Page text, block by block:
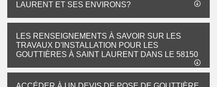
LAURENT ET SES ENVIRONS?
LES RENSEIGNEMENTS À SAVOIR SUR LES
TRAVAUX D'INSTALLATION POUR LES
GOUTTIÈRES À SAINT LAURENT DANS LE 58150